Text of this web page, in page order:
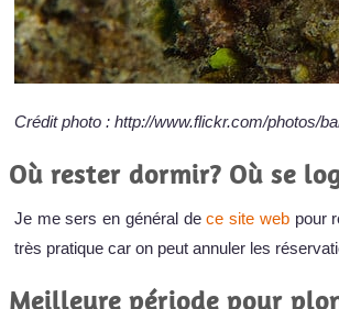
Crédit photo : http://www.flickr.com/photos/
Où rester dormir? Où se
Je me sers en général dece site webpour
très pratique car on peut annuler les
Meilleure période pour